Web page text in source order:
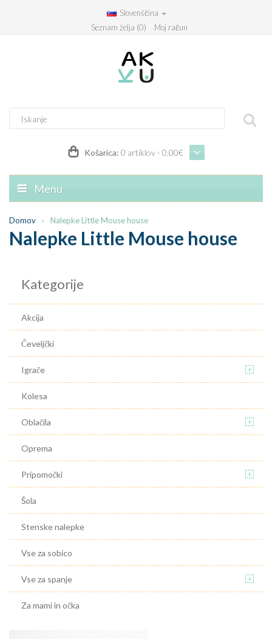
Slovenščina
Seznam želja (0)
Moj račun
Košarica: 0 artiklov - 0,00€
Menu
Domov Nalepke Little Mouse house
Nalepke Little Mouse house
Kategorije
Akcija
Čeveljčki
Igrače +
Kolesa
Oblačila +
Oprema
Pripomočki +
Šola
Stenske nalepke
Vse za sobico
Vse za spanje +
Za mami in očka